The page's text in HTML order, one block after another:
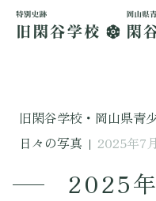
旧閑谷学校・岡山県青
日々の写真 | 2025年7
2025